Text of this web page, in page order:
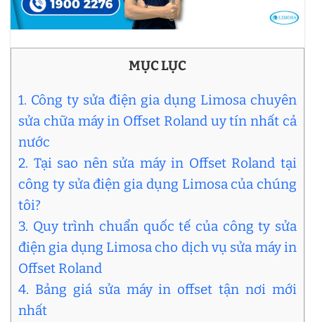
MỤC LỤC
1. Công ty sửa điện gia dụng Limosa chuyên
sửa chữa máy in Offset Roland uy tín nhất cả
nước
2. Tại sao nên sửa máy in Offset Roland tại
công ty sửa điện gia dụng Limosa của chúng
tôi?
3. Quy trình chuẩn quốc tế của công ty sửa
điện gia dụng Limosa cho dịch vụ sửa máy in
Offset Roland
4. Bảng giá sửa máy in offset tận nơi mới
nhất